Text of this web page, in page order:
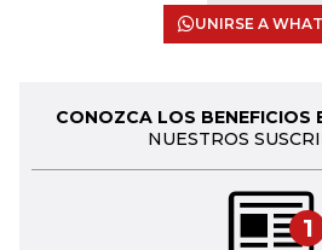
UNIRSE A
CONOZCA LOS BENEFICIOS
NUESTROS
1